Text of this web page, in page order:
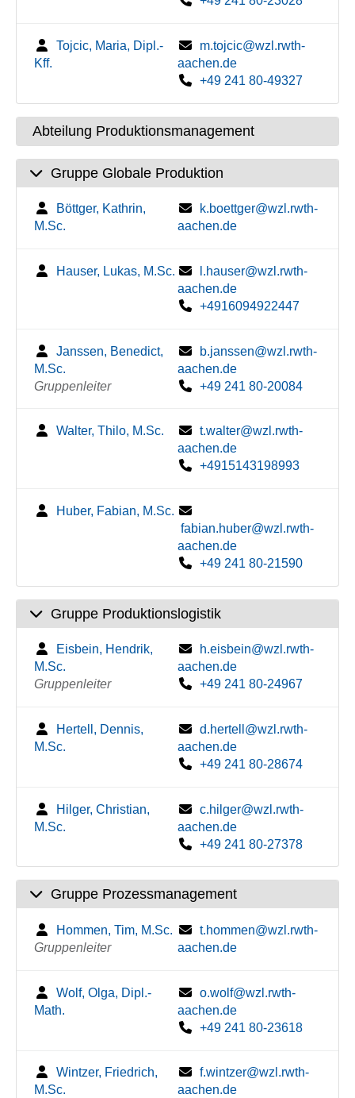
Tojcic, Maria, Dipl.-
Kff.
m.tojcic@wzl.rwth-
aachen.de
+49 241 80-49327
Abteilung Produktionsmanagement
Gruppe Globale Produktion
Böttger, Kathrin,
M.Sc.
k.boettger@wzl.rwth-
aachen.de
Hauser, Lukas, M.Sc.
l.hauser@wzl.rwth-
aachen.de
+4916094922447
Janssen, Benedict,
M.Sc.
Gruppenleiter
b.janssen@wzl.rwth-
aachen.de
+49 241 80-20084
Walter, Thilo, M.Sc.
t.walter@wzl.rwth-
aachen.de
+4915143198993
Huber, Fabian, M.Sc.
fabian.huber@wzl.rwth-
aachen.de
+49 241 80-21590
Gruppe Produktionslogistik
Eisbein, Hendrik,
M.Sc.
Gruppenleiter
h.eisbein@wzl.rwth-
aachen.de
+49 241 80-24967
Hertell, Dennis,
M.Sc.
d.hertell@wzl.rwth-
aachen.de
+49 241 80-28674
Hilger, Christian,
M.Sc.
c.hilger@wzl.rwth-
aachen.de
+49 241 80-27378
Gruppe Prozessmanagement
Hommen, Tim, M.Sc.
Gruppenleiter
t.hommen@wzl.rwth-
aachen.de
Wolf, Olga, Dipl.-
Math.
o.wolf@wzl.rwth-
aachen.de
+49 241 80-23618
Wintzer, Friedrich,
M.Sc.
f.wintzer@wzl.rwth-
aachen.de